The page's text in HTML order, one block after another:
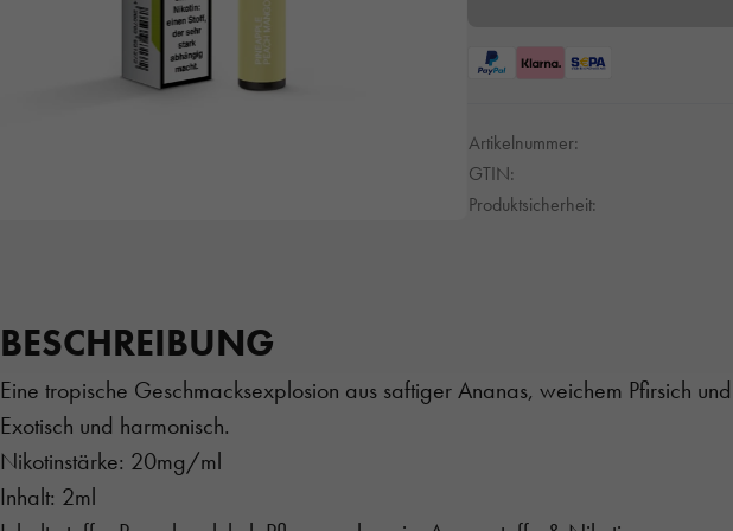
Artikelnummer:
GTIN:
Produktsicherheit:
BESCHREIBUNG
Eine tropische Geschmacksexplosion aus saftiger Ananas, weichem Pfirsich
Exotisch und harmonisch.
Nikotinstärke: 20mg/ml
Inhalt: 2ml